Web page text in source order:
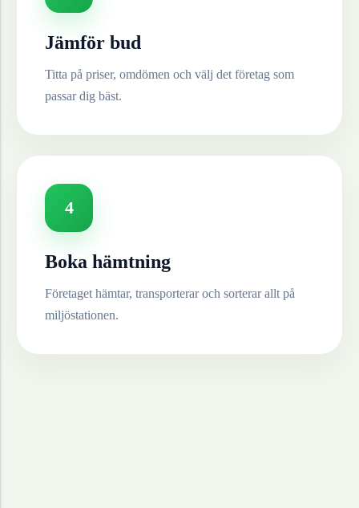
Jämför bud
Titta på priser, omdömen och välj det företag som
passar dig bäst.
4
Boka hämtning
Företaget hämtar, transporterar och sorterar allt på
miljöstationen.